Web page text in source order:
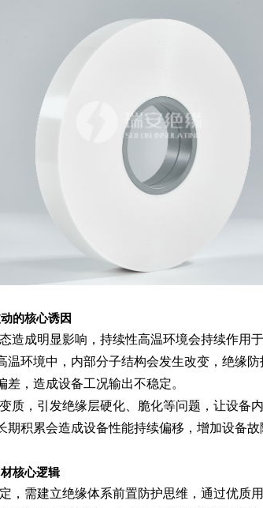
的核心诱因
造成明显影响，持续性高温环境会持续作用
温环境中，内部分子结构会发生改变，绝缘
，造成设备工况输出不稳定。
质，引发绝缘层硬化、脆化等问题，让设备
期积累会造成设备性能持续偏移，增加设备
核心逻辑
，需建立绝缘体系前置防护思维，通过优质